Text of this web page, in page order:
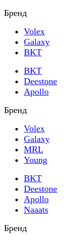
Бренд
Volex
Galaxy
BKT
BKT
Deestone
Apollo
Бренд
Volex
Galaxy
MRL
Young
BKT
Deestone
Apollo
Naaats
Бренд